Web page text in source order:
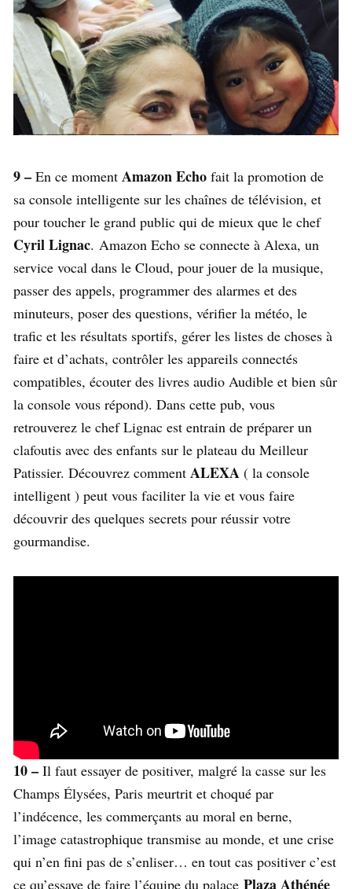
9 – En ce moment Amazon Echo fait la promotion de
sa console intelligente sur les chaînes de télévision, et
pour toucher le grand public qui de mieux que le chef
Cyril Lignac. Amazon Echo se connecte à Alexa, un
service vocal dans le Cloud, pour jouer de la musique,
passer des appels, programmer des alarmes et des
minuteurs, poser des questions, vérifier la météo, le
trafic et les résultats sportifs, gérer les listes de choses à
faire et d’achats, contrôler les appareils connectés
compatibles, écouter des livres audio Audible et bien sûr
la console vous répond). Dans cette pub, vous
retrouverez le chef Lignac est entrain de préparer un
clafoutis avec des enfants sur le plateau du Meilleur
Patissier. Découvrez comment ALEXA ( la console
intelligent ) peut vous faciliter la vie et vous faire
découvrir des quelques secrets pour réussir votre
gourmandise.
10 – Il faut essayer de positiver, malgré la casse sur les
Champs Élysées, Paris meurtrit et choqué par
l’indécence, les commerçants au moral en berne,
l’image catastrophique transmise au monde, et une crise
qui n’en fini pas de s’enliser… en tout cas positiver c’est
ce qu’essaye de faire l’équipe du palace Plaza Athénée